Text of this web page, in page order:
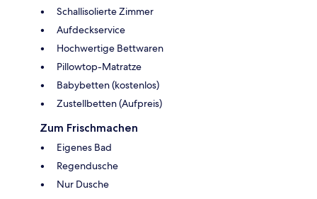
Schallisolierte Zimmer
Aufdeckservice
Hochwertige Bettwaren
Pillowtop-Matratze
Babybetten (kostenlos)
Zustellbetten (Aufpreis)
Zum Frischmachen
Eigenes Bad
Regendusche
Nur Dusche